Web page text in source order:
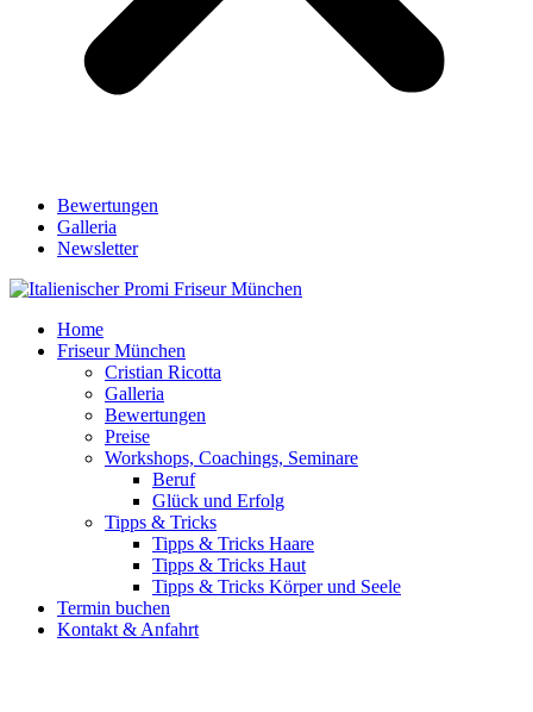
Bewertungen
Galleria
Newsletter
Home
Friseur München
Cristian Ricotta
Galleria
Bewertungen
Preise
Workshops, Coachings, Seminare
Beruf
Glück und Erfolg
Tipps & Tricks
Tipps & Tricks Haare
Tipps & Tricks Haut
Tipps & Tricks Körper und Seele
Termin buchen
Kontakt & Anfahrt